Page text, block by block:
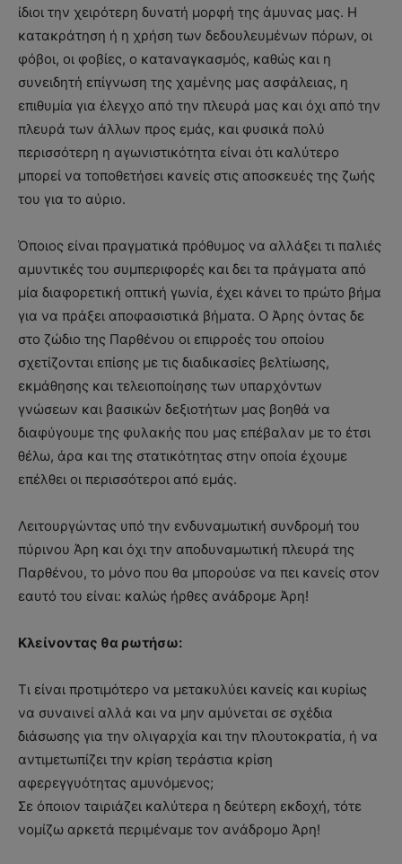
ίδιοι την χειρότερη δυνατή μορφή της άμυνας μας. Η
κατακράτηση ή η χρήση των δεδουλευμένων πόρων, οι
φόβοι, οι φοβίες, ο καταναγκασμός, καθώς και η
συνειδητή επίγνωση της χαμένης μας ασφάλειας, η
επιθυμία για έλεγχο από την πλευρά μας και όχι από την
πλευρά των άλλων προς εμάς, και φυσικά πολύ
περισσότερη η αγωνιστικότητα είναι ότι καλύτερο
μπορεί να τοποθετήσει κανείς στις αποσκευές της ζωής
του για το αύριο.
Όποιος είναι πραγματικά πρόθυμος να αλλάξει τι παλιές
αμυντικές του συμπεριφορές και δει τα πράγματα από
μία διαφορετική οπτική γωνία, έχει κάνει το πρώτο βήμα
για να πράξει αποφασιστικά βήματα. Ο Άρης όντας δε
στο ζώδιο της Παρθένου οι επιρροές του οποίου
σχετίζονται επίσης με τις διαδικασίες βελτίωσης,
εκμάθησης και τελειοποίησης των υπαρχόντων
γνώσεων και βασικών δεξιοτήτων μας βοηθά να
διαφύγουμε της φυλακής που μας επέβαλαν με το έτσι
θέλω, άρα και της στατικότητας στην οποία έχουμε
επέλθει οι περισσότεροι από εμάς.
Λειτουργώντας υπό την ενδυναμωτική συνδρομή του
πύρινου Άρη και όχι την αποδυναμωτική πλευρά της
Παρθένου, το μόνο που θα μπορούσε να πει κανείς στον
εαυτό του είναι: καλώς ήρθες ανάδρομε Άρη!
Κλείνοντας θα ρωτήσω:
Τι είναι προτιμότερο να μετακυλύει κανείς και κυρίως
να συναινεί αλλά και να μην αμύνεται σε σχέδια
διάσωσης για την ολιγαρχία και την πλουτοκρατία, ή να
αντιμετωπίζει την κρίση τεράστια κρίση
αφερεγγυότητας αμυνόμενος;
Σε όποιον ταιριάζει καλύτερα η δεύτερη εκδοχή, τότε
νομίζω αρκετά περιμέναμε τον ανάδρομο Άρη!